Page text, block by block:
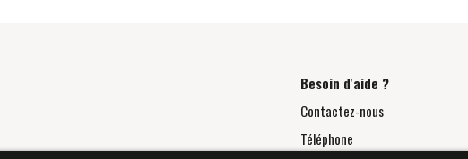
Besoin d'aide ?
Contactez-nous
Téléphone